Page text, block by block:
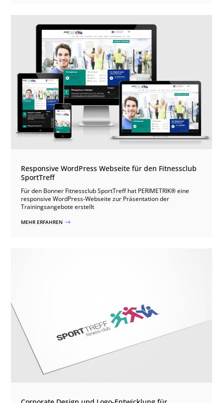
Responsive WordPress Webseite für den Fitnessclub
SportTreff
Für den Bonner Fitnessclub SportTreff hat PERIMETRIK® eine
responsive WordPress-Webseite zur Präsentation der
Trainingsangebote erstellt
MEHR ERFAHREN $